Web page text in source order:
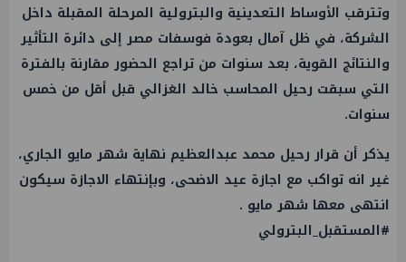
وتترقب الأوساط التعدينية والبترولية المرحلة المقبلة داخل
الشركة، في ظل آمال بعودة فوسفات مصر إلى دائرة التأثير
والنتائج القوية، بعد سنوات من تراجع الحضور مقارنة بالفترة
التي سبقت رحيل المحاسب خالد الغزالي قبل أقل من خمس
سنوات.
يذكر أن قرار رحيل محمد عبدالعظيم نهاية شهر مايو الجاري،
غير انه تواكب مع اجازة عيد الاضحى، وبإنتهاء الاجازة سيكون
انتهى معها شهر مايو .
#المستقبل_البترولي